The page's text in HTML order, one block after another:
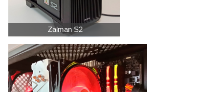
Zalman S2